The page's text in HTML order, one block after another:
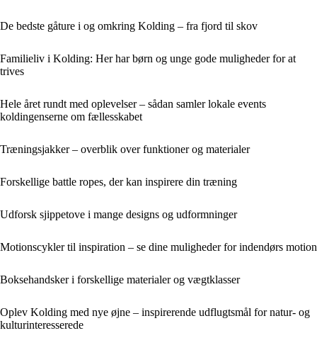
De bedste gåture i og omkring Kolding – fra fjord til skov
Familieliv i Kolding: Her har børn og unge gode muligheder for at
trives
Hele året rundt med oplevelser – sådan samler lokale events
koldingenserne om fællesskabet
Træningsjakker – overblik over funktioner og materialer
Forskellige battle ropes, der kan inspirere din træning
Udforsk sjippetove i mange designs og udformninger
Motionscykler til inspiration – se dine muligheder for indendørs motion
Boksehandsker i forskellige materialer og vægtklasser
Oplev Kolding med nye øjne – inspirerende udflugtsmål for natur- og
kulturinteresserede